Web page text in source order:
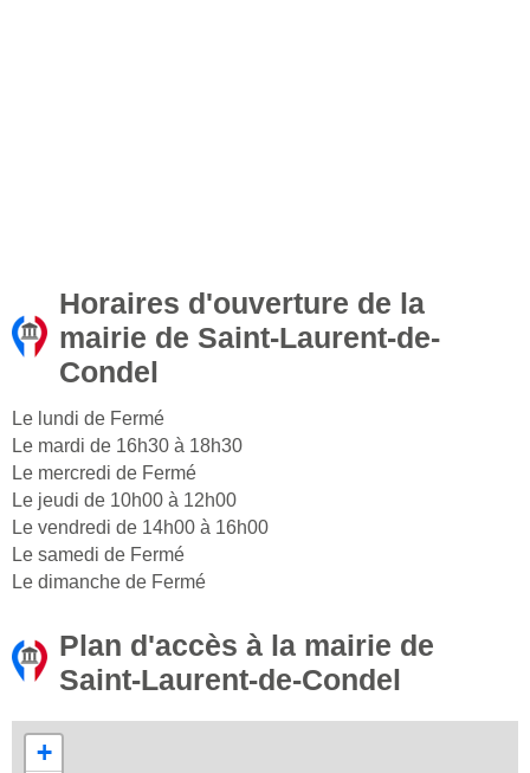
Horaires d'ouverture de la
mairie de Saint-Laurent-de-
Condel
Le lundi de Fermé
Le mardi de 16h30 à 18h30
Le mercredi de Fermé
Le jeudi de 10h00 à 12h00
Le vendredi de 14h00 à 16h00
Le samedi de Fermé
Le dimanche de Fermé
Plan d'accès à la mairie de
Saint-Laurent-de-Condel
+